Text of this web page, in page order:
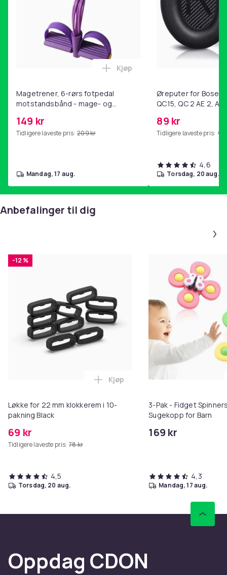
Materiale: rustfritt stål
Denne teksten er automatisk oversatt, og det kan
forekomme feil.
7df9fa5d-f07c-46a2-b646-0afb0df92120
Magetrener, 6-rørs fotpedal
motstandsbånd - mage- og
hjemmegymnastikk Purple
149 kr
Tidligere laveste pris: 209 kr
Legg Magetrener, 6-rørs
Kjøp
mandag, 17 aug.
Øreputer for Bose
QC15, QC 2 AE 2, AE
89 kr
Tidligere laveste pris: 99
4,6
torsdag, 20 aug.
Anbefalinger til dig
-12 %
Løkke for 22 mm klokkerem i 10-
pakning Black
69 kr
Tidligere laveste pris: 78 kr
Legg Løkke for 22 mm
Kjøp
4,5
torsdag, 20 aug.
3-Pak - Fidget
Sugekopp for Barn
169 kr
4,3
mandag, 17 aug.
Oppdag CDON